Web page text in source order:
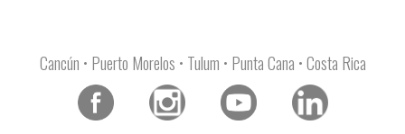
Cancún • Puerto Morelos • Tulum • Punta Cana • Costa Rica